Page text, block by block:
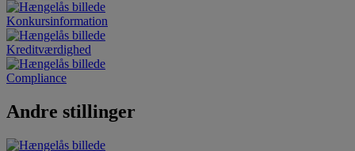
Konkursinformation
Kreditværdighed
Compliance
Andre stillinger